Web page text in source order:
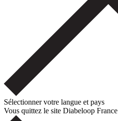
Sélectionner votre langue et pays
Vous quittez le site Diabeloop France